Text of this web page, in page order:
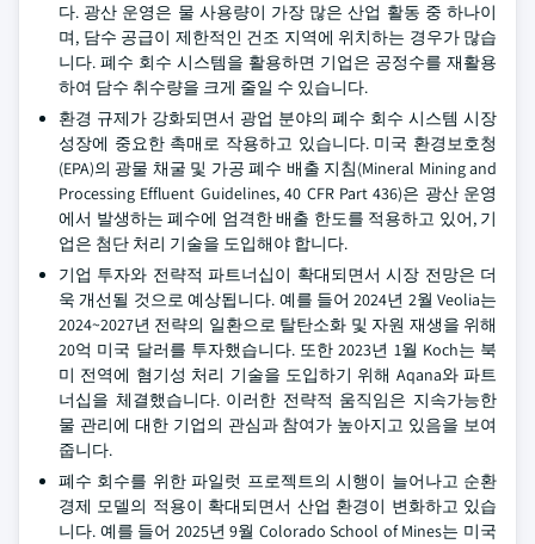
다. 광산 운영은 물 사용량이 가장 많은 산업 활동 중 하나이
며, 담수 공급이 제한적인 건조 지역에 위치하는 경우가 많습
니다. 폐수 회수 시스템을 활용하면 기업은 공정수를 재활용
하여 담수 취수량을 크게 줄일 수 있습니다.
환경 규제가 강화되면서 광업 분야의 폐수 회수 시스템 시장
성장에 중요한 촉매로 작용하고 있습니다. 미국 환경보호청
(EPA)의 광물 채굴 및 가공 폐수 배출 지침(Mineral Mining and
Processing Effluent Guidelines, 40 CFR Part 436)은 광산 운영
에서 발생하는 폐수에 엄격한 배출 한도를 적용하고 있어, 기
업은 첨단 처리 기술을 도입해야 합니다.
기업 투자와 전략적 파트너십이 확대되면서 시장 전망은 더
욱 개선될 것으로 예상됩니다. 예를 들어 2024년 2월 Veolia는
2024~2027년 전략의 일환으로 탈탄소화 및 자원 재생을 위해
20억 미국 달러를 투자했습니다. 또한 2023년 1월 Koch는 북
미 전역에 혐기성 처리 기술을 도입하기 위해 Aqana와 파트
너십을 체결했습니다. 이러한 전략적 움직임은 지속가능한
물 관리에 대한 기업의 관심과 참여가 높아지고 있음을 보여
줍니다.
폐수 회수를 위한 파일럿 프로젝트의 시행이 늘어나고 순환
경제 모델의 적용이 확대되면서 산업 환경이 변화하고 있습
니다. 예를 들어 2025년 9월 Colorado School of Mines는 미국